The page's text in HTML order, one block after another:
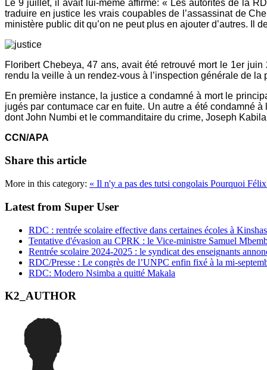
Le 9 juillet, il avait lui-même affirmé: « Les autorités de la
traduire en justice les vrais coupables de l’assassinat de
ministère public dit qu’on ne peut plus en ajouter d’autres.
Floribert Chebeya, 47 ans, avait été retrouvé mort le 1er
rendu la veille à un rendez-vous à l’inspection générale de
En première instance, la justice a condamné à mort le
jugés par contumace car en fuite. Un autre a été condamné
dont John Numbi et le commanditaire du crime, Joseph
CCN/APA
Share this article
More in this category: « Il n'y a pas des tutsi congolais Pourquoi Félix
Latest from Super User
RDC : rentrée scolaire effective dans certaines écoles à
Tentative d'évasion au CPRK : le Vice-ministre Samuel
Rentrée scolaire 2024-2025 : le syndicat des enseignants
RDC/Presse : Le congrès de l’UNPC enfin fixé à la mi-
RDC: Modero Nsimba a quitté Makala
K2_AUTHOR